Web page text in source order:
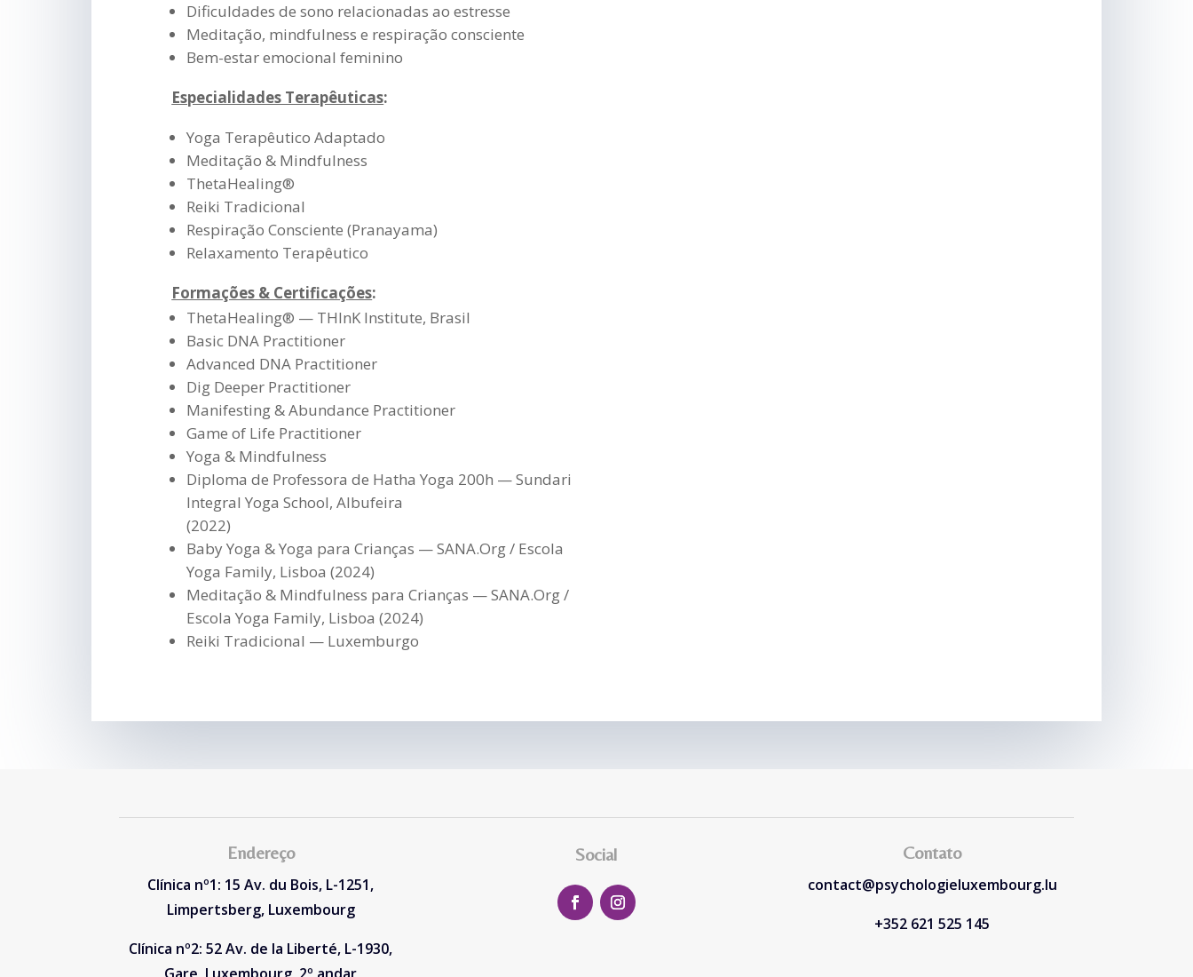
Dificuldades de sono relacionadas ao estresse
Meditação, mindfulness e respiração consciente
Bem-estar emocional feminino
Especialidades Terapêuticas:
Yoga Terapêutico Adaptado
Meditação & Mindfulness
ThetaHealing®
Reiki Tradicional
Respiração Consciente (Pranayama)
Relaxamento Terapêutico
Formações & Certificações:
ThetaHealing® — THInK Institute, Brasil
Basic DNA Practitioner
Advanced DNA Practitioner
Dig Deeper Practitioner
Manifesting & Abundance Practitioner
Game of Life Practitioner
Yoga & Mindfulness
Diploma de Professora de Hatha Yoga 200h — Sundari
Integral Yoga School, Albufeira
(2022)
Baby Yoga & Yoga para Crianças — SANA.Org / Escola
Yoga Family, Lisboa (2024)
Meditação & Mindfulness para Crianças — SANA.Org /
Escola Yoga Family, Lisboa (2024)
Reiki Tradicional — Luxemburgo
Endereço
Clínica nº1: 15 Av. du Bois, L-1251,
Limpertsberg, Luxembourg
Clínica nº2: 52 Av. de la Liberté, L-1930,
Social Contato
contact@psychologieluxembourg.lu
+352 621 525 145